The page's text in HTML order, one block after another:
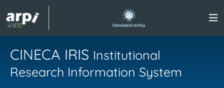
CINECA IRIS Institutional
Research Information System